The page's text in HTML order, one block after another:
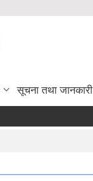
सूचना तथा जानकारी